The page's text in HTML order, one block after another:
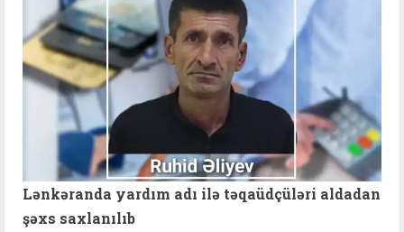
Lənkəranda yardım adı ilə təqaüdçüləri aldadan
şəxs saxlanılıb